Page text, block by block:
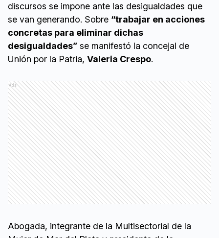
discursos se impone ante las desigualdades que
se van generando. Sobre “trabajar en acciones
concretas para eliminar dichas
desigualdades” se manifestó la concejal de
Unión por la Patria, Valeria Crespo.
Ads
Abogada, integrante de la Multisectorial de la